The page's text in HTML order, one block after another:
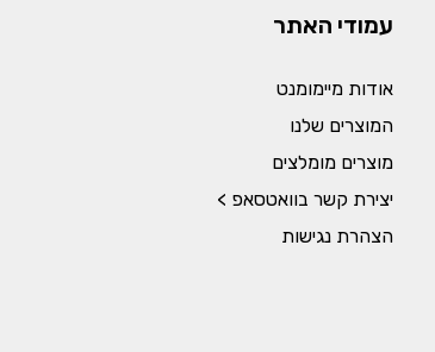
עמודי האתר
אודות מיימומנט
המוצרים שלנו
מוצרים מומלצים
יצירת קשר בוואטסאפ >
הצהרת נגישות